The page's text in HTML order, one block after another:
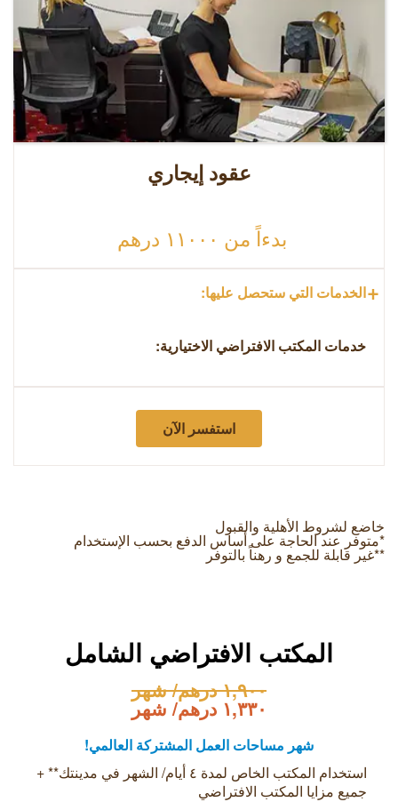
عقود إيجاري
بدءاً من ١١٠٠٠ درهم
الخدمات التي ستحصل عليها:+
خدمات المكتب الافتراضي الاختيارية:
استفسر الآن
خاضع لشروط الأهلية والقبول
*متوفر عند الحاجة على أساس الدفع بحسب الإستخدام
**غير قابلة للجمع و رهناً بالتوفر
المكتب الافتراضي الشامل
١,٩٠٠ درهم/ شهر
١,٣٣٠ درهم/ شهر
شهر مساحات العمل المشتركة العالمي!
استخدام المكتب الخاص لمدة ٤ أيام/ الشهر في مدينتك** +
جميع مزايا المكتب الافتراضي